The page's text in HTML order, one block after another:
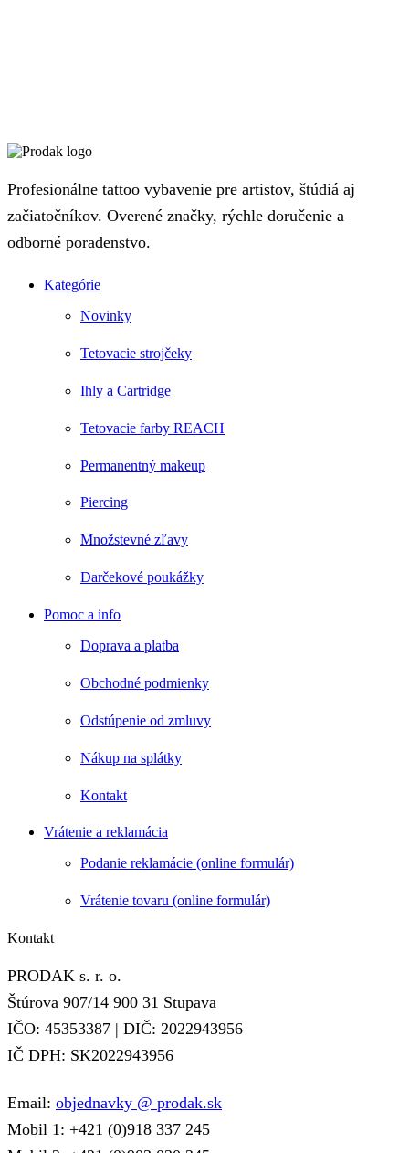
Profesionálne tattoo vybavenie pre artistov, štúdiá aj
začiatočníkov. Overené značky, rýchle doručenie a
odborné poradenstvo.
Kategórie
Novinky
Tetovacie strojčeky
Ihly a Cartridge
Tetovacie farby REACH
Permanentný makeup
Piercing
Množstevné zľavy
Darčekové poukážky
Pomoc a info
Doprava a platba
Obchodné podmienky
Odstúpenie od zmluvy
Nákup na splátky
Kontakt
Vrátenie a reklamácia
Podanie reklamácie (online formulár)
Vrátenie tovaru (online formulár)
Kontakt
PRODAK s. r. o.
Štúrova 907/14 900 31 Stupava
IČO: 45353387 | DIČ: 2022943956
IČ DPH: SK2022943956
Email: objednavky @ prodak.sk
Mobil 1: +421 (0)918 337 245